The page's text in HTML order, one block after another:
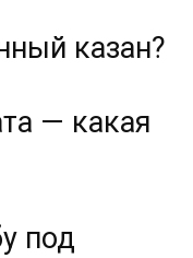
казан?
— какая
под